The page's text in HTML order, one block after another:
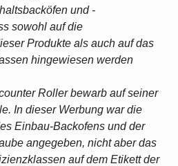
und -
sowohl auf die
Produkte als auch auf das
hingewiesen werden
Roller bewarb auf seiner
In dieser Werbung war die
Einbau-Backofens und der
angegeben, nicht aber das
auf dem Etikett der